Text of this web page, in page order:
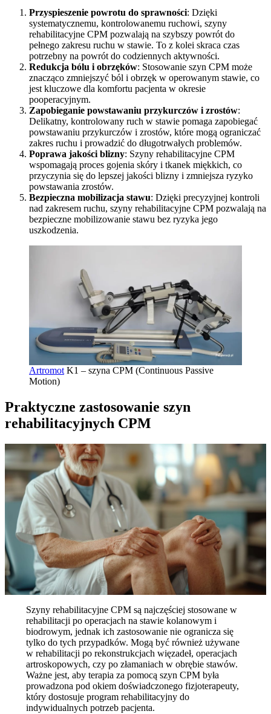
Przyspieszenie powrotu do sprawności: Dzięki
systematycznemu, kontrolowanemu ruchowi, szyny
rehabilitacyjne CPM pozwalają na szybszy powrót do
pełnego zakresu ruchu w stawie. To z kolei skraca czas
potrzebny na powrót do codziennych aktywności.
Redukcja bólu i obrzęków: Stosowanie szyn CPM może
znacząco zmniejszyć ból i obrzęk w operowanym stawie, co
jest kluczowe dla komfortu pacjenta w okresie
pooperacyjnym.
Zapobieganie powstawaniu przykurczów i zrostów:
Delikatny, kontrolowany ruch w stawie pomaga zapobiegać
powstawaniu przykurczów i zrostów, które mogą ograniczać
zakres ruchu i prowadzić do długotrwałych problemów.
Poprawa jakości blizny: Szyny rehabilitacyjne CPM
wspomagają proces gojenia skóry i tkanek miękkich, co
przyczynia się do lepszej jakości blizny i zmniejsza ryzyko
powstawania zrostów.
Bezpieczna mobilizacja stawu: Dzięki precyzyjnej kontroli
nad zakresem ruchu, szyny rehabilitacyjne CPM pozwalają na
bezpieczne mobilizowanie stawu bez ryzyka jego
uszkodzenia.
Artromot K1 – szyna CPM (Continuous Passive
Motion)
Praktyczne zastosowanie szyn
rehabilitacyjnych CPM
Szyny rehabilitacyjne CPM są najczęściej stosowane w
rehabilitacji po operacjach na stawie kolanowym i
biodrowym, jednak ich zastosowanie nie ogranicza się
tylko do tych przypadków. Mogą być również używane
w rehabilitacji po rekonstrukcjach więzadeł, operacjach
artroskopowych, czy po złamaniach w obrębie stawów.
Ważne jest, aby terapia za pomocą szyn CPM była
prowadzona pod okiem doświadczonego fizjoterapeuty,
który dostosuje program rehabilitacyjny do
indywidualnych potrzeb pacjenta.